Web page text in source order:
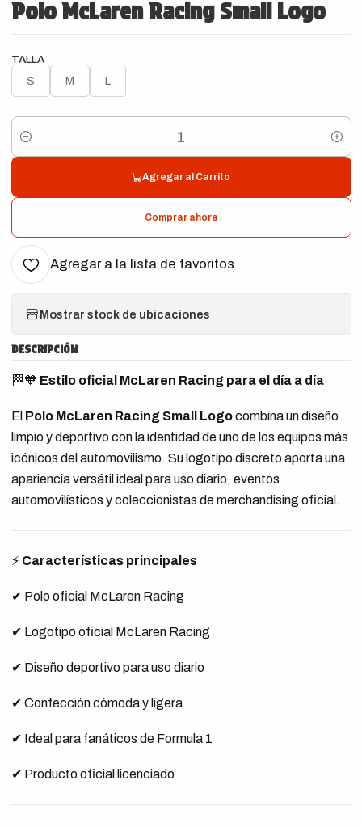
Polo McLaren Racing Small Logo
TALLA
S M L
Cantidad
Agregar al Carrito
Comprar ahora
Agregar a la lista de favoritos
Mostrar stock de ubicaciones
DESCRIPCIÓN
🏁🧡 Estilo oficial McLaren Racing para el día a día
El Polo McLaren Racing Small Logocombina un diseño
limpio y deportivo con la identidad de uno de los equipos más
icónicos del automovilismo. Su logotipo discreto aporta una
apariencia versátil ideal para uso diario, eventos
automovilísticos y coleccionistas de merchandising oficial.
⚡ Características principales
✔ Polo oficial McLaren Racing
✔ Logotipo oficial McLaren Racing
✔ Diseño deportivo para uso diario
✔ Confección cómoda y ligera
✔ Ideal para fanáticos de Formula 1
✔ Producto oficial licenciado